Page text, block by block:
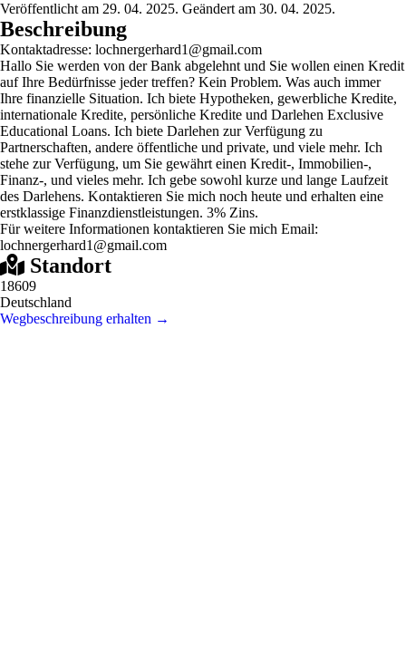
Veröffentlicht am 29. 04. 2025. Geändert am 30. 04. 2025.
Beschreibung
Kontaktadresse: lochnergerhard1@gmail.com
Hallo Sie werden von der Bank abgelehnt und Sie wollen einen Kredit
auf Ihre Bedürfnisse jeder treffen? Kein Problem. Was auch immer
Ihre finanzielle Situation. Ich biete Hypotheken, gewerbliche Kredite,
internationale Kredite, persönliche Kredite und Darlehen Exclusive
Educational Loans. Ich biete Darlehen zur Verfügung zu
Partnerschaften, andere öffentliche und private, und viele mehr. Ich
stehe zur Verfügung, um Sie gewährt einen Kredit-, Immobilien-,
Finanz-, und vieles mehr. Ich gebe sowohl kurze und lange Laufzeit
des Darlehens. Kontaktieren Sie mich noch heute und erhalten eine
erstklassige Finanzdienstleistungen. 3% Zins.
Für weitere Informationen kontaktieren Sie mich Email:
lochnergerhard1@gmail.com
Standort
18609
Deutschland
Wegbeschreibung erhalten →